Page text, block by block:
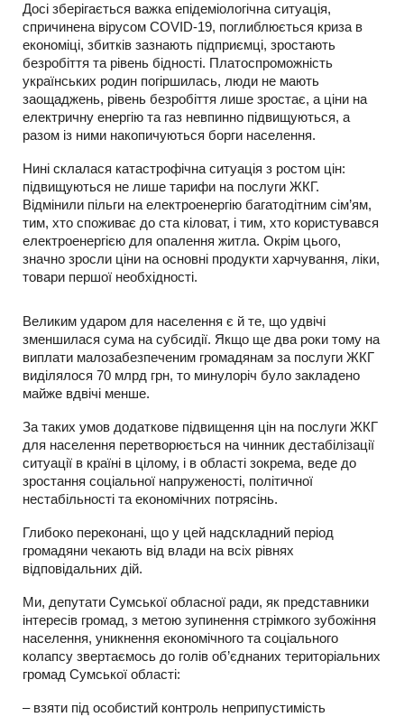
Досі зберігається важка епідеміологічна ситуація,
спричинена вірусом COVID-19, поглиблюється криза в
економіці, збитків зазнають підприємці, зростають
безробіття та рівень бідності. Платоспроможність
українських родин погіршилась, люди не мають
заощаджень, рівень безробіття лише зростає, а ціни на
електричну енергію та газ невпинно підвищуються, а
разом із ними накопичуються борги населення.
Нині склалася катастрофічна ситуація з ростом цін:
підвищуються не лише тарифи на послуги ЖКГ.
Відмінили пільги на електроенергію багатодітним сім’ям,
тим, хто споживає до ста кіловат, і тим, хто користувався
електроенергією для опалення житла. Окрім цього,
значно зросли ціни на основні продукти харчування, ліки,
товари першої необхідності.
Великим ударом для населення є й те, що удвічі
зменшилася сума на субсидії. Якщо ще два роки тому на
виплати малозабезпеченим громадянам за послуги ЖКГ
виділялося 70 млрд грн, то минулоріч було закладено
майже вдвічі менше.
За таких умов додаткове підвищення цін на послуги ЖКГ
для населення перетворюється на чинник дестабілізації
ситуації в країні в цілому, і в області зокрема, веде до
зростання соціальної напруженості, політичної
нестабільності та економічних потрясінь.
Глибоко переконані, що у цей надскладний період
громадяни чекають від влади на всіх рівнях
відповідальних дій.
Ми, депутати Сумської обласної ради, як представники
інтересів громад, з метою зупинення стрімкого зубожіння
населення, уникнення економічного та соціального
колапсу звертаємось до голів об’єднаних територіальних
громад Сумської області:
– взяти під особистий контроль неприпустимість